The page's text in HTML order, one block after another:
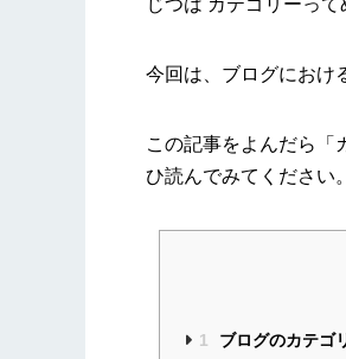
じつは カテゴリーって
今回は、ブログにおけ
この記事をよんだら「
ひ読んでみてください。
1 ブログのカテゴ